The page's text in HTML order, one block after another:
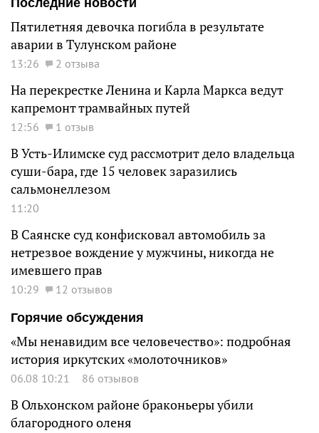
Пятилетняя девочка погибла в результате
аварии в Тулунском районе
13:26 2 отзыва
На перекрестке Ленина и Карла Маркса ведут
капремонт трамвайных путей
12:56 1 отзыв
В Усть-Илимске суд рассмотрит дело владельца
суши-бара, где 15 человек заразились
сальмонеллезом
11:20
В Саянске суд конфисковал автомобиль за
нетрезвое вождение у мужчины, никогда не
имевшего прав
10:29
12 отзывов
Горячие обсуждения
«Мы ненавидим все человечество»: подробная
история иркутских «молоточников»
06.08 10:21 86 отзывов
В Ольхонском районе браконьеры убили
благородного оленя